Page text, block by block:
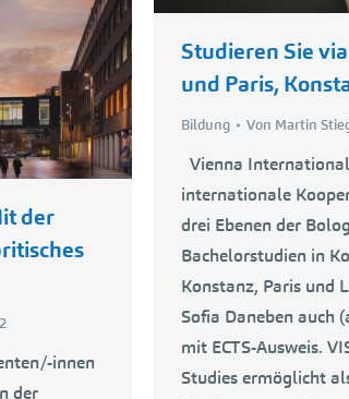
Studieren Sie
und Paris,
Bildung Von Martin
Vienna
internationale
drei Ebenen der
Bachelorstudien in
Konstanz, Paris und
Sofia Daneben auch
mit ECTS-Ausweis.
Studies ermöglicht
der
innen
der